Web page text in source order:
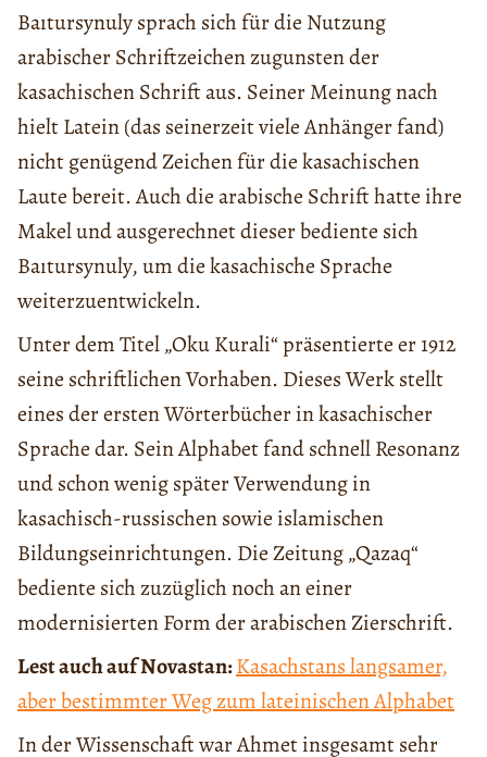
Baıtursynuly sprach sich für die Nutzung
arabischer Schriftzeichen zugunsten der
kasachischen Schrift aus. Seiner Meinung nach
hielt Latein (das seinerzeit viele Anhänger fand)
nicht genügend Zeichen für die kasachischen
Laute bereit. Auch die arabische Schrift hatte ihre
Makel und ausgerechnet dieser bediente sich
Baıtursynuly, um die kasachische Sprache
weiterzuentwickeln.
Unter dem Titel „Oku Kurali“ präsentierte er 1912
seine schriftlichen Vorhaben. Dieses Werk stellt
eines der ersten Wörterbücher in kasachischer
Sprache dar. Sein Alphabet fand schnell Resonanz
und schon wenig später Verwendung in
kasachisch-russischen sowie islamischen
Bildungseinrichtungen. Die Zeitung „Qazaq“
bediente sich zuzüglich noch an einer
modernisierten Form der arabischen Zierschrift.
Lest auch auf Novastan:Kasachstans langsamer,
aber bestimmter Weg zum lateinischen Alphabet
In der Wissenschaft war Ahmet insgesamt sehr